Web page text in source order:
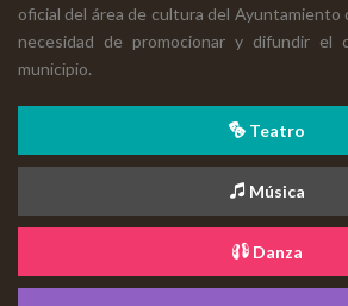
oficial del área de cultura del Ayuntamiento
necesidad de promocionar y difundir el
municipio.
Teatro
Música
Danza